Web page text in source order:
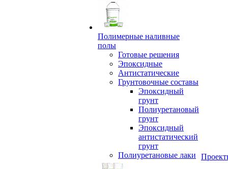
Полимерные наливные
полы
Готовые решения
Эпоксидные
Антистатические
Грунтовочные составы
Эпоксидный
грунт
Полиуретановый
грунт
Эпоксидный
антистатический
грунт
Полиуретановые лаки